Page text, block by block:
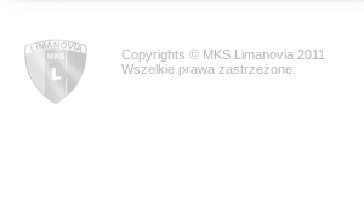
Copyrights © MKS Limanovia 2011
Wszelkie prawa zastrzeżone.